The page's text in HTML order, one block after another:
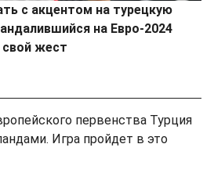
с акцентом на турецкую
на Евро-2024
жест
первенства Турция
Игра пройдет в это